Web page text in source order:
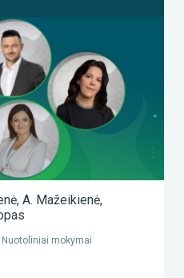
, A. Mažeikienė,
Nuotoliniai mokymai